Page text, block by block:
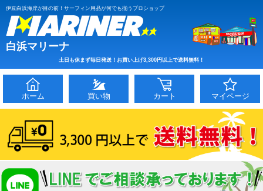
伊豆白浜海岸が目の前！サーフィン用品が何でも揃うプロショップ
白浜マリーナ
土日も休まず毎日発送！お買い上げ3,300円以上で送料無料！
ホーム 買い物 カート マイページ